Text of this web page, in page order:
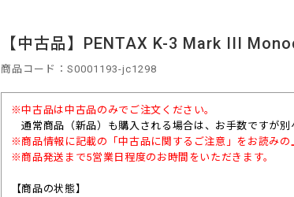
【中古品】PENTAX K-3 Mark III
商品コード：S0001193-jc1298
※中古品は中古品のみでご注文ください。
通常商品（新品）も購入される場合は、お手数ですが別
※商品情報に記載の「中古品に関するご注意」をお読みの
※商品発送まで5営業日程度のお時間をいただきます。
【商品の状態】